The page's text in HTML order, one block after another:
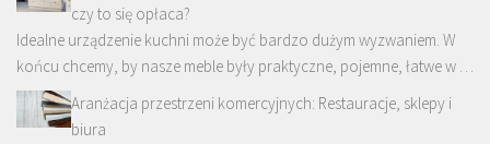
czy to się opłaca?
Idealne urządzenie kuchni może być bardzo dużym wyzwaniem. W
końcu chcemy, by nasze meble były praktyczne, pojemne, łatwe w …
Aranżacja przestrzeni komercyjnych: Restauracje, sklepy i
biura